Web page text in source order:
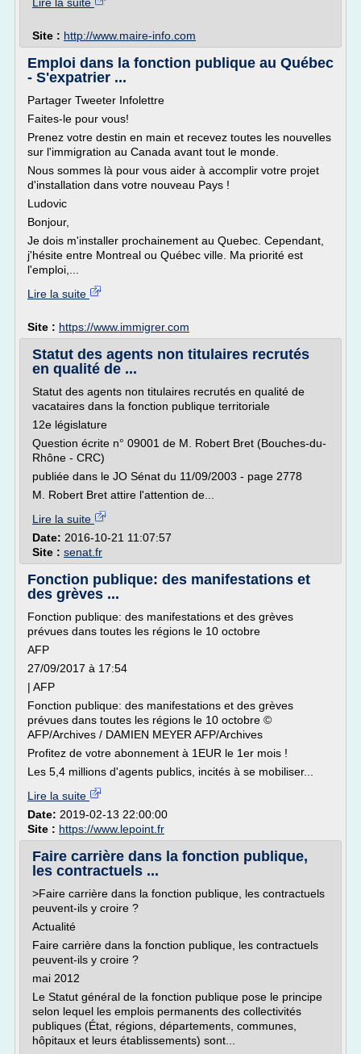
Site : http://www.maire-info.com
Emploi dans la fonction publique au Québec
- S'expatrier ...
Partager Tweeter Infolettre
Faites-le pour vous!
Prenez votre destin en main et recevez toutes les nouvelles
sur l'immigration au Canada avant tout le monde.
Nous sommes là pour vous aider à accomplir votre projet
d'installation dans votre nouveau Pays !
Ludovic
Bonjour,
Je dois m'installer prochainement au Quebec. Cependant,
j'hésite entre Montreal ou Québec ville. Ma priorité est
l'emploi,...
Lire la suite
Site : https://www.immigrer.com
Statut des agents non titulaires recrutés
en qualité de ...
Statut des agents non titulaires recrutés en qualité de
vacataires dans la fonction publique territoriale
12e législature
Question écrite n° 09001 de M. Robert Bret (Bouches-du-
Rhône - CRC)
publiée dans le JO Sénat du 11/09/2003 - page 2778
M. Robert Bret attire l'attention de...
Lire la suite
Date: 2016-10-21 11:07:57
Site : senat.fr
Fonction publique: des manifestations et
des grèves ...
Fonction publique: des manifestations et des grèves
prévues dans toutes les régions le 10 octobre
AFP
27/09/2017 à 17:54
| AFP
Fonction publique: des manifestations et des grèves
prévues dans toutes les régions le 10 octobre ©
AFP/Archives / DAMIEN MEYER AFP/Archives
Profitez de votre abonnement à 1EUR le 1er mois !
Les 5,4 millions d'agents publics, incités à se mobiliser...
Lire la suite
Date: 2019-02-13 22:00:00
Site : https://www.lepoint.fr
Faire carrière dans la fonction publique,
les contractuels ...
>Faire carrière dans la fonction publique, les contractuels
peuvent-ils y croire ?
Actualité
Faire carrière dans la fonction publique, les contractuels
peuvent-ils y croire ?
mai 2012
Le Statut général de la fonction publique pose le principe
selon lequel les emplois permanents des collectivités
publiques (État, régions, départements, communes,
hôpitaux et leurs établissements) sont...